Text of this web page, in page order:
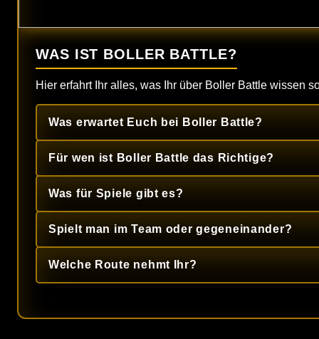
WAS IST BOLLER BATTLE?
Hier erfahrt Ihr alles, was Ihr über Boller Battle wissen
Was erwartet Euch bei Boller Battle?
Für wen ist Boller Battle das Richtige?
Was für Spiele gibt es?
Spielt man im Team oder gegeneinander?
Welche Route nehmt Ihr?